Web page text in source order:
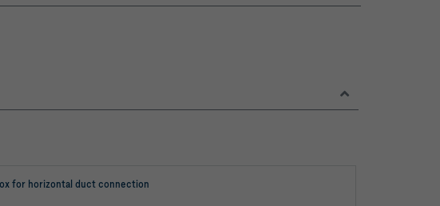
for horizontal duct connection